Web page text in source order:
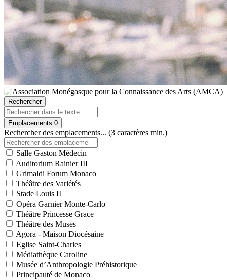
Rechercher
Emplacements 0
Rechercher des emplacements... (3 caractères min.)
Salle Gaston Médecin
Auditorium Rainier III
Grimaldi Forum Monaco
Théâtre des Variétés
Stade Louis II
Opéra Garnier Monte-Carlo
Théâtre Princesse Grace
Théâtre des Muses
Agora - Maison Diocésaine
Eglise Saint-Charles
Médiathèque Caroline
Musée d’Anthropologie Préhistorique
Principauté de Monaco